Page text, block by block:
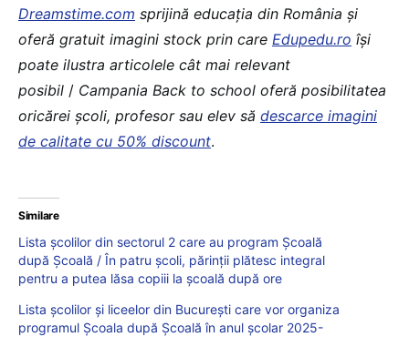
Dreamstime.com sprijină educaţia din România şi
oferă gratuit imagini stock prin care Edupedu.ro îşi
poate ilustra articolele cât mai relevant
posibil / Campania Back to school oferă posibilitatea
oricărei școli, profesor sau elev să descarce imagini
de calitate cu 50% discount.
Similare
Lista școlilor din sectorul 2 care au program Școală
după Școală / În patru școli, părinții plătesc integral
pentru a putea lăsa copiii la școală după ore
Lista școlilor și liceelor din București care vor organiza
programul Școala după Școală în anul școlar 2025-